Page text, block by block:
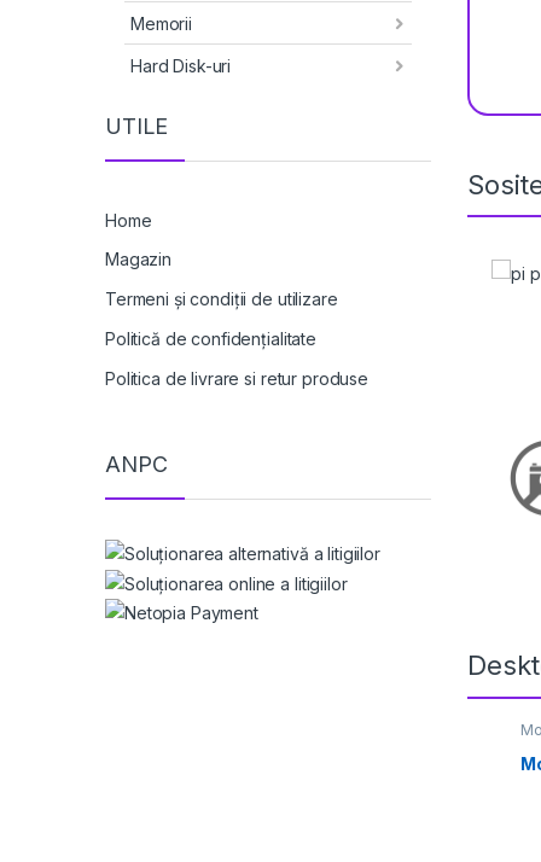
Memorii
Hard Disk-uri
UTILE
Home
Magazin
Termeni și condiții de utilizare
Politică de confidențialitate
Politica de livrare si retur produse
ANPC